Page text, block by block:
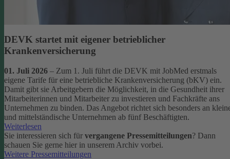
DEVK startet mit eigener betrieblicher
Krankenversicherung
01. Juli 2026 – Zum 1. Juli führt die DEVK mit JobMed erstmals
eigene Tarife für eine betriebliche Krankenversicherung (bKV) ein.
Damit gibt sie Arbeitgebern die Möglichkeit, in die Gesundheit ihrer
Mitarbeiterinnen und Mitarbeiter zu investieren und Fachkräfte ans
Unternehmen zu binden. Das Angebot richtet sich besonders an
und mittelständische Unternehmen ab fünf Beschäftigten.
Weiterlesen
Sie interessieren sich für vergangene Pressemitteilungen? Dann
schauen Sie gerne hier in unserem Archiv vorbei.
Weitere Pressemitteilungen